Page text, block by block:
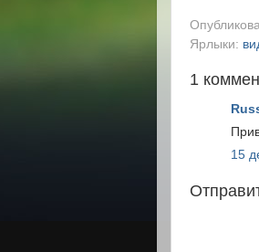
Ярлыки:
1
15